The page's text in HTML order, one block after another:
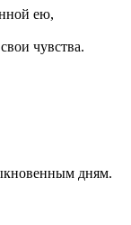
ею,
чувства.
дням.